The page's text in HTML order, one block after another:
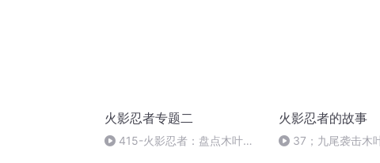
火影忍者专题二
415-火影忍者：盘点木叶万
火影忍者的故事
37；九尾袭击木